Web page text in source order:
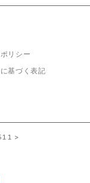
リシー
基づく表記
>